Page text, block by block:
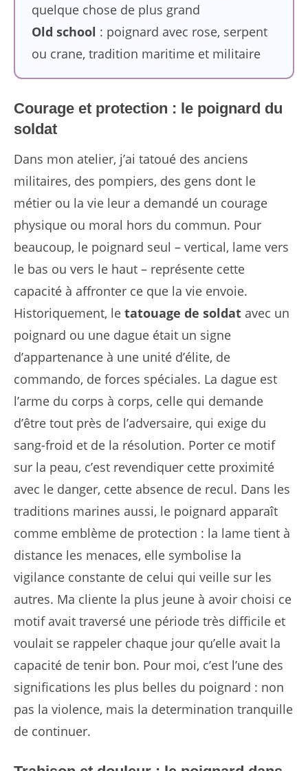
quelque chose de plus grand
Old school : poignard avec rose, serpent
ou crane, tradition maritime et militaire
Courage et protection : le poignard du
soldat
Dans mon atelier, j’ai tatoué des anciens
militaires, des pompiers, des gens dont le
métier ou la vie leur a demandé un courage
physique ou moral hors du commun. Pour
beaucoup, le poignard seul – vertical, lame vers
le bas ou vers le haut – représente cette
capacité à affronter ce que la vie envoie.
Historiquement, le tatouage de soldat avec un
poignard ou une dague était un signe
d’appartenance à une unité d’élite, de
commando, de forces spéciales. La dague est
l’arme du corps à corps, celle qui demande
d’être tout près de l’adversaire, qui exige du
sang-froid et de la résolution. Porter ce motif
sur la peau, c’est revendiquer cette proximité
avec le danger, cette absence de recul. Dans les
traditions marines aussi, le poignard apparaît
comme emblème de protection : la lame tient à
distance les menaces, elle symbolise la
vigilance constante de celui qui veille sur les
autres. Ma cliente la plus jeune à avoir choisi ce
motif avait traversé une période très difficile et
voulait se rappeler chaque jour qu’elle avait la
capacité de tenir bon. Pour moi, c’est l’une des
significations les plus belles du poignard : non
pas la violence, mais la determination tranquille
de continuer.